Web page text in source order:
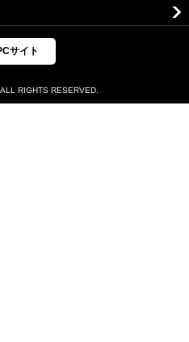
サイト
RIGHTS RESERVED.